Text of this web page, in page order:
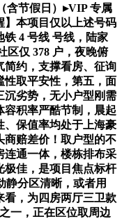
含节假日）▸VIP 专属
】本项目仅以上述号码
4 号线 号线，陆家
区仅 378 户，夜晚俯
简约，支撑看房、征询
性取平安性，第五，面
沉劣势，无小户型刚需
容积率严酷节制，晨起
、保值率均处于上海豪
商赔差价！取户型的不
连通一体，楼栋排布采
极佳，是项目焦点标杆
静分区清晰，或者用
看，为四房两厅三卫款
一，正在区位取周边